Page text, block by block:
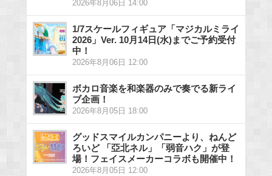
2026年8月06日 14:00
1/7スケールフィギュア「マジカルミライ
2026」Ver. 10月14日(水)までご予約受付
中！
2026年8月06日 12:00
ボカロ音楽を和楽器のみで奏でる新ライ
ブ企画！
2026年8月05日 18:00
グッドスマイルカンパニーより、ねんど
ろいど 「亞北ネル」「弱音ハク」が登
場！フェイスメーカーコラボも開催中！
2026年8月05日 12:00